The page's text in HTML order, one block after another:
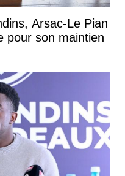
Arsac-Le Pian
pour son maintien